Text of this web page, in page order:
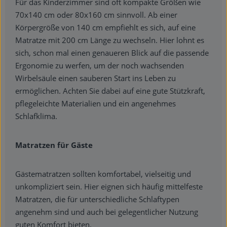
Für das Kinderzimmer sind oft kompakte Größen wie
70x140 cm oder 80x160 cm sinnvoll. Ab einer
Körpergröße von 140 cm empfiehlt es sich, auf eine
Matratze mit 200 cm Länge zu wechseln. Hier lohnt es
sich, schon mal einen genaueren Blick auf die passende
Ergonomie zu werfen, um der noch wachsenden
Wirbelsäule einen sauberen Start ins Leben zu
ermöglichen. Achten Sie dabei auf eine gute Stützkraft,
pflegeleichte Materialien und ein angenehmes
Schlafklima.
Matratzen für Gäste
Gästematratzen sollten komfortabel, vielseitig und
unkompliziert sein. Hier eignen sich häufig mittelfeste
Matratzen, die für unterschiedliche Schlaftypen
angenehm sind und auch bei gelegentlicher Nutzung
guten Komfort bieten.